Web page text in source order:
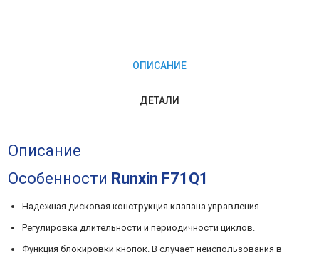
ОПИСАНИЕ
ДЕТАЛИ
Описание
Особенности Runxin F71Q1
Надежная дисковая конструкция клапана управления
Регулировка длительности и периодичности циклов.
Функция блокировки кнопок. В случает неиспользования в